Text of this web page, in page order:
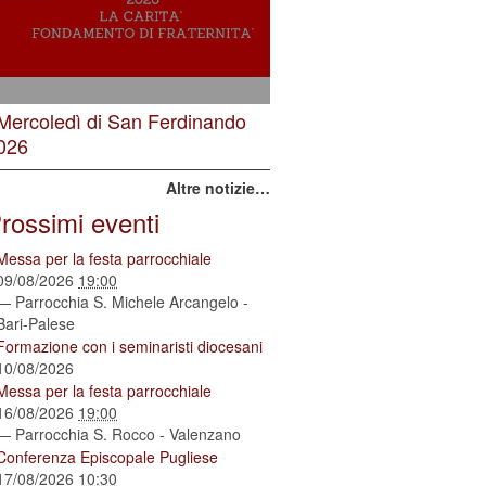
di San Ferdinando
Altre notizie…
eventi
per la festa parrocchiale
08/2026 19:00
Parrocchia S. Michele Arcangelo -
Palese
con i seminaristi diocesani
08/2026
per la festa parrocchiale
08/2026 19:00
Parrocchia S. Rocco - Valenzano
Episcopale Pugliese
08/2026 10:30